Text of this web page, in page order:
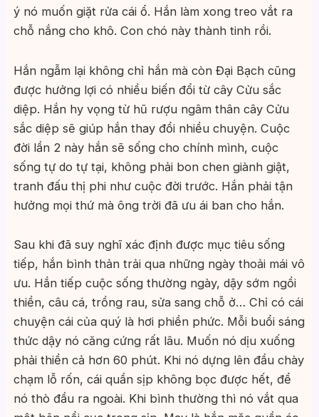
ý nó muốn giặt rửa cái ổ. Hắn làm xong treo vắt ra
chỗ nắng cho khô. Con chó này thành tinh rồi.
Hắn ngẫm lại không chỉ hắn mà còn Đại Bạch cũng
được hưởng lợi có nhiều biến đổi từ cây Cửu sắc
diệp. Hắn hy vọng từ hũ rượu ngâm thân cây Cửu
sắc diệp sẽ giúp hắn thay đổi nhiều chuyện. Cuộc
đời lần 2 này hắn sẽ sống cho chính mình, cuộc
sống tự do tự tại, không phải bon chen giành giật,
tranh đấu thị phi như cuộc đời trước. Hắn phải tận
hưởng mọi thứ mà ông trời đã ưu ái ban cho hắn.
Sau khi đã suy nghĩ xác định được mục tiêu sống
tiếp, hắn bình thản trải qua những ngày thoải mái vô
ưu. Hắn tiếp cuộc sống thường ngày, dậy sớm ngồi
thiền, câu cá, trồng rau, sửa sang chỗ ở… Chỉ có cái
chuyện cái của quý là hơi phiền phức. Mỗi buổi sáng
thức dậy nó căng cứng rất lâu. Muốn nó dịu xuống
phải thiền cả hơn 60 phút. Khi nó dựng lên đầu chày
chạm lỗ rốn, cái quần sịp không bọc được hết, để
nó thò đầu ra ngoài. Khi bình thường thì nó vắt qua